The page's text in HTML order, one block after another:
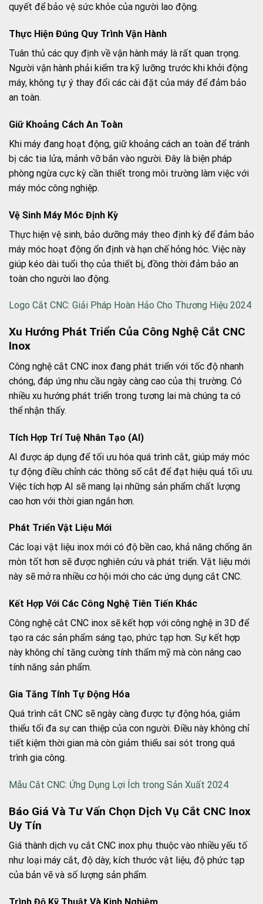
quyết để bảo vệ sức khỏe của người lao động.
Thực Hiện Đúng Quy Trình Vận Hành
Tuân thủ các quy định về vận hành máy là rất quan trọng.
Người vận hành phải kiểm tra kỹ lưỡng trước khi khởi động
máy, không tự ý thay đổi các cài đặt của máy để đảm bảo
an toàn.
Giữ Khoảng Cách An Toàn
Khi máy đang hoạt động, giữ khoảng cách an toàn để tránh
bị các tia lửa, mảnh vỡ bắn vào người. Đây là biện pháp
phòng ngừa cực kỳ cần thiết trong môi trường làm việc với
máy móc công nghiệp.
Vệ Sinh Máy Móc Định Kỳ
Thực hiện vệ sinh, bảo dưỡng máy theo định kỳ để đảm bảo
máy móc hoạt động ổn định và hạn chế hỏng hóc. Việc này
giúp kéo dài tuổi thọ của thiết bị, đồng thời đảm bảo an
toàn cho người lao động.
Logo Cắt CNC: Giải Pháp Hoàn Hảo Cho Thương Hiệu 2024
Xu Hướng Phát Triển Của Công Nghệ Cắt CNC
Inox
Công nghệ cắt CNC inox đang phát triển với tốc độ nhanh
chóng, đáp ứng nhu cầu ngày càng cao của thị trường. Có
nhiều xu hướng phát triển trong tương lai mà chúng ta có
thể nhận thấy.
Tích Hợp Trí Tuệ Nhân Tạo (AI)
AI được áp dụng để tối ưu hóa quá trình cắt, giúp máy móc
tự động điều chỉnh các thông số cắt để đạt hiệu quả tối ưu.
Việc tích hợp AI sẽ mang lại những sản phẩm chất lượng
cao hơn với thời gian ngắn hơn.
Phát Triển Vật Liệu Mới
Các loại vật liệu inox mới có độ bền cao, khả năng chống ăn
mòn tốt hơn sẽ được nghiên cứu và phát triển. Vật liệu mới
này sẽ mở ra nhiều cơ hội mới cho các ứng dụng cắt CNC.
Kết Hợp Với Các Công Nghệ Tiên Tiến Khác
Công nghệ cắt CNC inox sẽ kết hợp với công nghệ in 3D để
tạo ra các sản phẩm sáng tạo, phức tạp hơn. Sự kết hợp
này không chỉ tăng cường tính thẩm mỹ mà còn nâng cao
tính năng sản phẩm.
Gia Tăng Tính Tự Động Hóa
Quá trình cắt CNC sẽ ngày càng được tự động hóa, giảm
thiểu tối đa sự can thiệp của con người. Điều này không chỉ
tiết kiệm thời gian mà còn giảm thiểu sai sót trong quá
trình gia công.
Mẫu Cắt CNC: Ứng Dụng Lợi Ích trong Sản Xuất 2024
Báo Giá Và Tư Vấn Chọn Dịch Vụ Cắt CNC Inox
Uy Tín
Giá thành dịch vụ cắt CNC inox phụ thuộc vào nhiều yếu tố
như loại máy cắt, độ dày, kích thước vật liệu, độ phức tạp
của bản vẽ và số lượng sản phẩm.